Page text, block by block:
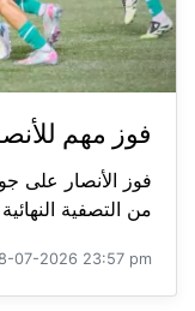
فوز مهم
من التصفية
07-2026 23:57 pm